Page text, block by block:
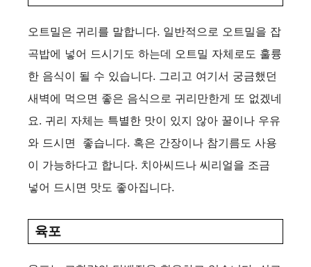
오트밀은 귀리를 말합니다. 일반적으로 오트밀을 잡
곡밥에 넣어 드시기도 하는데 오트밀 자체로도 훌륭
한 음식이 될 수 있습니다. 그리고 여기서 궁금했던
새벽에 먹으면 좋은 음식으로 귀리만한게 또 없겠네
요. 귀리 자체는 특별한 맛이 있지 않아 꿀이나 우유
와 드시면 좋습니다. 혹은 간장이나 참기름도 사용
이 가능하다고 합니다. 치아씨드나 씨리얼을 조금
넣어 드시면 맛도 좋아집니다.
육포